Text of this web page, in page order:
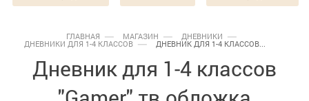
ГЛАВНАЯ МАГАЗИН ДНЕВНИКИ
ДНЕВНИКИ ДЛЯ 1-4 КЛАССОВ ДНЕВНИК ДЛЯ 1-4 КЛАССОВ...
Дневник для 1-4 классов